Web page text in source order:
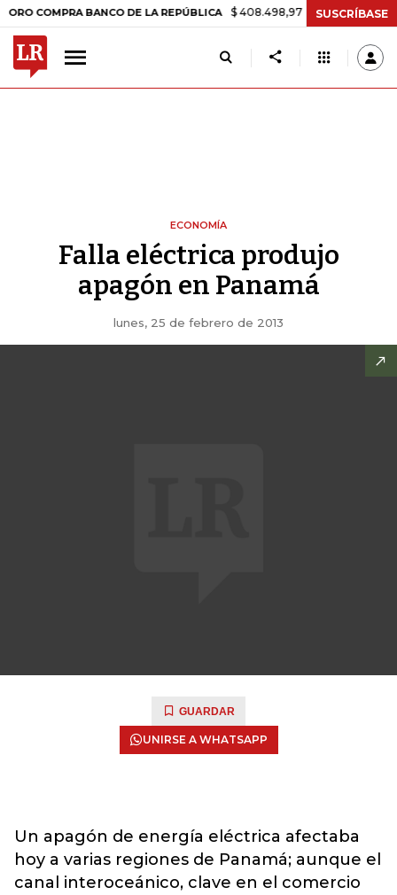
BANCO DE LA REPÚBLICA $ 408.498,97 +$ 8.753,81 +2,19%
SUSCRÍBASE
ECONOMÍA
Falla eléctrica produjo
apagón en Panamá
lunes, 25 de febrero de 2013
GUARDAR
UNIRSE A WHATSAPP
Un apagón de energía eléctrica afectaba
hoy a varias regiones de Panamá; aunque el
canal interoceánico, clave en el comercio